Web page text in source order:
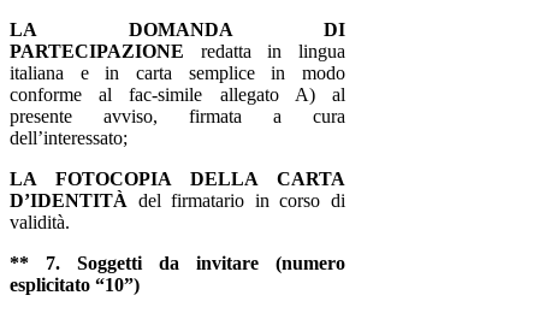
LA DOMANDA DI
PARTECIPAZIONE redatta in lingua
italiana e in carta semplice in modo
conforme al fac-simile allegato A) al
presente avviso, firmata a cura
dell’interessato;
LA FOTOCOPIA DELLA CARTA
D’IDENTITÀ del firmatario in corso di
validità.
** 7. Soggetti da invitare (numero
esplicitato “10”)